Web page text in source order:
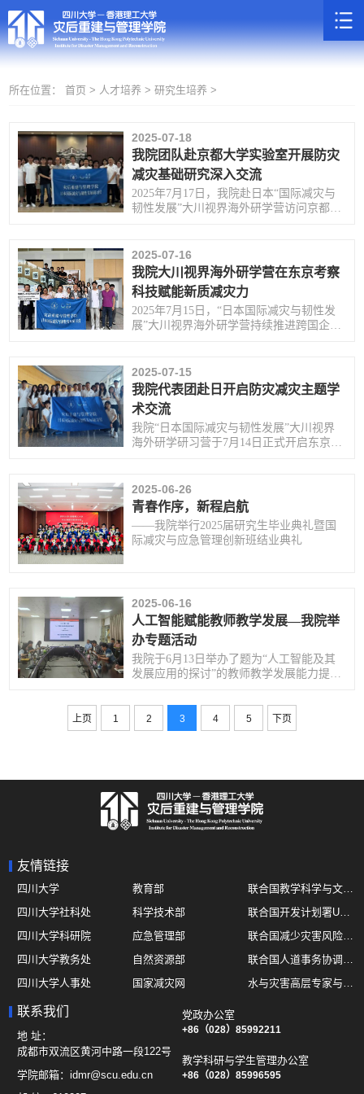
所在位置： 首页 > 人才培养 >研究生培养 >
2025-07-18
我院团队赴京都大学实验室开展防灾
减灾基础研究深入交流
2025年7月17日，我院赴日本“国际减灾与
韧性发展”大川视界海外研学营访问京都大
2025-07-16
我院大川视界海外研学营在东京考察
科技赋能新质减灾力
2025年7月15日，“日本国际减灾与韧性发
展”大川视界海外研学营持续推进跨国企业
2025-07-15
我院代表团赴日开启防灾减灾主题学
术交流
我院“日本国际减灾与韧性发展”大川视界
海外研学研习营于7月14日正式开启东京学
2025-06-26
青春作序，新程启航
——我院举行2025届研究生毕业典礼暨国
际减灾与应急管理创新班结业典礼
2025-06-16
人工智能赋能教师教学发展—我院举
办专题活动
我院于6月13日举办了题为“人工智能及其
发展应用的探讨”的教师教学发展能力提升
终身教授汤在勇做为主讲嘉宾。
上页 1 2 3 4 5 下页
友情链接
四川大学 教育部
联合国教学科学与文化组织UNESCO
四川大学社科处
科学技术部
联合国开发计划署UNDP
四川大学科研院
应急管理部
联合国减少灾害风险办公室UNDRR
四川大学教务处
自然资源部
联合国人道事务协调厅OCHA
四川大学人事处
国家减灾网
水与灾害高层专家与领导组 HELP
四川大学国际处
综合减灾信息服务平台
地震与火山研究室
联系我们
地 址：
成都市双流区黄河中路一段122号
学院邮箱：idmr@scu.edu.cn
党政办公室
+86（028）85992211
教学科研与学生管理办公室
+86（028）85996595